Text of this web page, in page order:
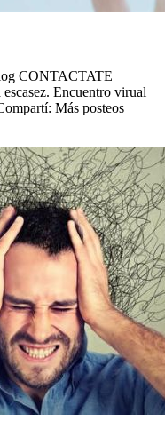
CONTACTATE
Encuentro virual
Más posteos